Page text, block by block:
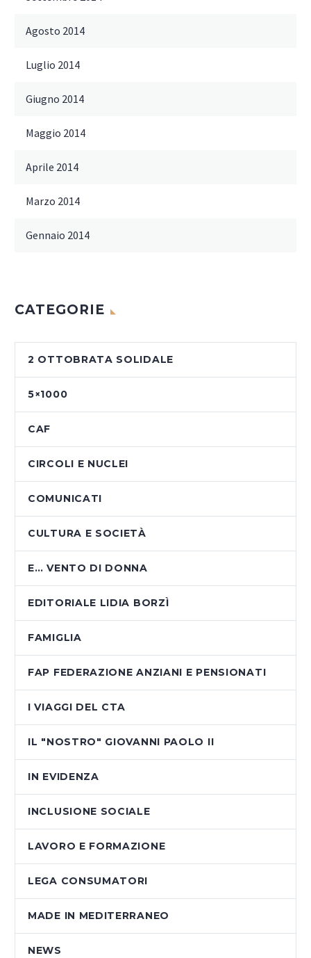
Agosto 2014
Luglio 2014
Giugno 2014
Maggio 2014
Aprile 2014
Marzo 2014
Gennaio 2014
CATEGORIE
2 OTTOBRATA SOLIDALE
5×1000
CAF
CIRCOLI E NUCLEI
COMUNICATI
CULTURA E SOCIETÀ
E… VENTO DI DONNA
EDITORIALE LIDIA BORZÌ
FAMIGLIA
FAP FEDERAZIONE ANZIANI E PENSIONATI
I VIAGGI DEL CTA
IL "NOSTRO" GIOVANNI PAOLO II
IN EVIDENZA
INCLUSIONE SOCIALE
LAVORO E FORMAZIONE
LEGA CONSUMATORI
MADE IN MEDITERRANEO
NEWS